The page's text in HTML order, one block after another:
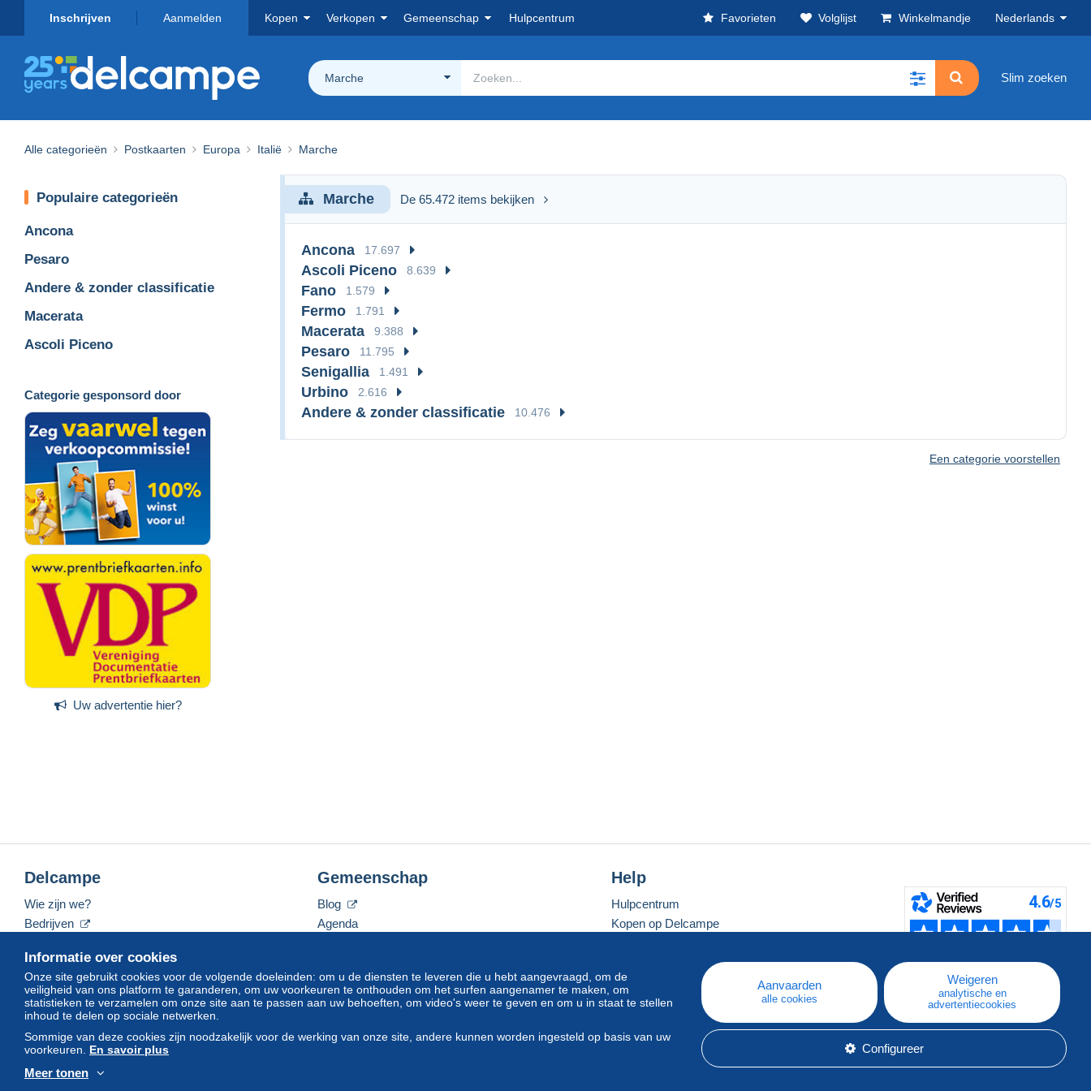
Inschrijven Aanmelden Kopen Verkopen Gemeenschap Hulpcentrum Favorieten Volglijst Winkelmandje Nederlands
Marche Slim zoeken
Alle categorieën Postkaarten Europa Italië Marche
Populaire categorieën
Ancona
Pesaro
Andere & zonder classificatie
Macerata
Ascoli Piceno
Categorie gesponsord door
Uw advertentie hier?
Marche De 65.472 items bekijken
Ancona 17.697
Ascoli Piceno 8.639
Fano 1.579
Fermo 1.791
Macerata 9.388
Pesaro 11.795
Senigallia 1.491
Urbino 2.616
Andere & zonder classificatie 10.476
Een categorie voorstellen
Informatie over cookies
Onze site gebruikt cookies voor de volgende doeleinden: om u de diensten te leveren die u hebt aangevraagd, om de
veiligheid van ons platform te garanderen, om uw voorkeuren te onthouden om het surfen aangenamer te maken, om
statistieken te verzamelen om onze site aan te passen aan uw behoeften, om video's weer te geven en om u in staat te stellen
inhoud te delen op sociale netwerken.
Sommige van deze cookies zijn noodzakelijk voor de werking van onze site, andere kunnen worden ingesteld op basis van uw
voorkeuren. En savoir plus
Meer tonen
Aanvaarden
alle cookies
Weigeren
analytische en
advertentiecookies
Configureer
Delcampe
Wie zijn we?
Bedrijven
Neem contact met ons op
Gemeenschap
Blog
Agenda
Help
Hulpcentrum
Kopen op Delcampe
Een beveiligde website
© Delcampe International srl. Alle rechten voorbehouden.